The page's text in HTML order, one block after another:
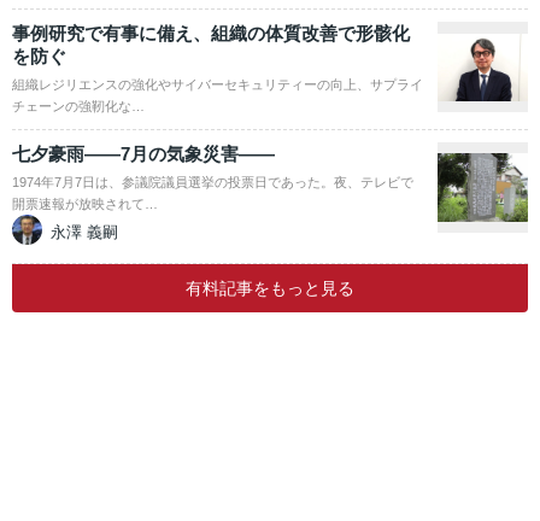
事例研究で有事に備え、組織の体質改善で形骸化
を防ぐ
組織レジリエンスの強化やサイバーセキュリティーの向上、サプライ
チェーンの強靭化な…
七夕豪雨――7月の気象災害――
1974年7月7日は、参議院議員選挙の投票日であった。夜、テレビで
開票速報が放映されて…
永澤 義嗣
有料記事をもっと見る